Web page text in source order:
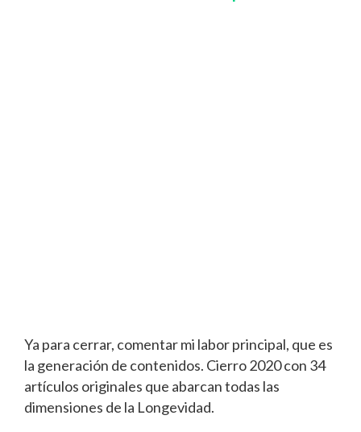
Ya para cerrar, comentar mi labor principal, que es
la generación de contenidos. Cierro 2020 con 34
artículos originales que abarcan todas las
dimensiones de la Longevidad.